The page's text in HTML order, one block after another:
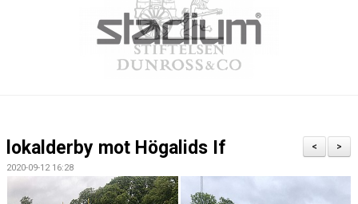
LAGETS SPONSORER
BILDGALLERI
>
<
lokalderby mot Högalids If
2020-09-12 16:28